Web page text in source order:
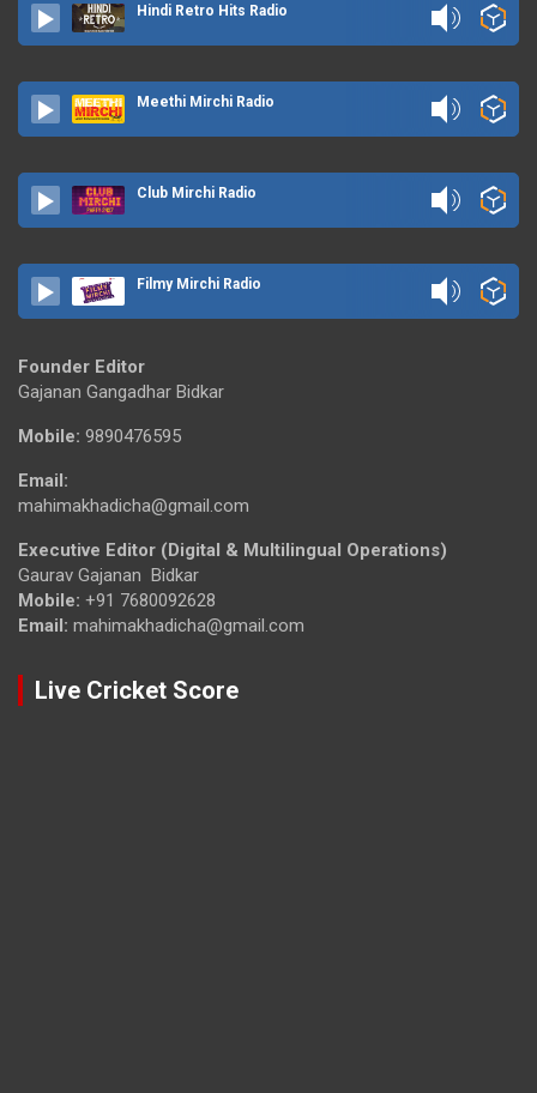
Hindi Retro Hits Radio
Meethi Mirchi Radio
Club Mirchi Radio
Filmy Mirchi Radio
Founder Editor
Gajanan Gangadhar Bidkar
Mobile: 9890476595
Email:
mahimakhadicha@gmail.com
Executive Editor (Digital & Multilingual Operations)
Gaurav Gajanan Bidkar
Mobile: +91 7680092628
Email: mahimakhadicha@gmail.com
Live Cricket Score